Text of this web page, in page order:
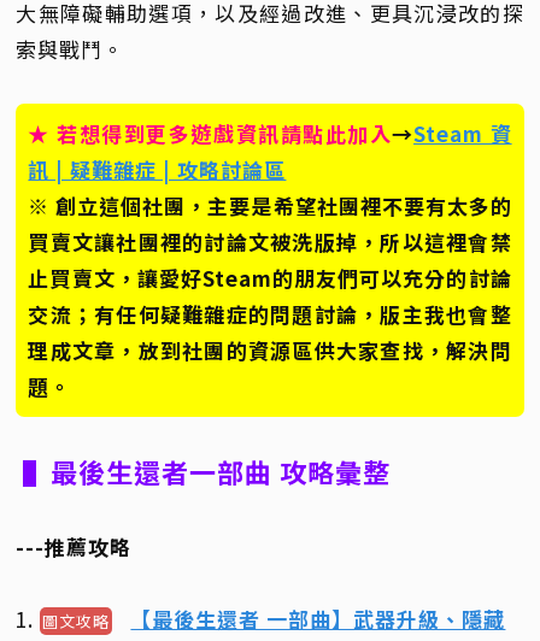
大無障礙輔助選項，以及經過改進、更具沉浸改的探
索與戰鬥。
★ 若想得到更多遊戲資訊請點此加入→Steam 資
訊 | 疑難雜症 | 攻略討論區
※ 創立這個社團，主要是希望社團裡不要有太多的
買賣文讓社團裡的討論文被洗版掉，所以這裡會禁
止買賣文，讓愛好Steam的朋友們可以充分的討論
交流；有任何疑難雜症的問題討論，版主我也會整
理成文章，放到社團的資源區供大家查找，解決問
題。
▌最後生還者一部曲 攻略彙整
---推薦攻略
1.圖文攻略
【最後生還者 一部曲】武器升級、隱藏